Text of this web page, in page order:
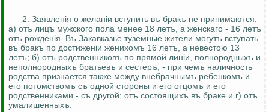
2. Заявленiя о желанiи вступить въ бракъ не принимаются:
а) отъ лицъ мужского пола менее 18 летъ, а женскаго - 16 летъ
отъ рожденiя. Въ Закавказье туземные жители могутъ вступать
въ бракъ по достиженiи женихомъ 16 летъ, а невестою 13
летъ; б) отъ родственниковъ по прямой линiи, полнородныхъ и
неполнородныхъ братьевъ и сестеръ, - при чемъ наличность
родства признается также между внебрачнымъ ребенкомъ и
его потомствомъ съ одной стороны и его отцомъ и его
родственниками - съ другой; отъ состоящихъ въ браке и г) отъ
умалишенныхъ.